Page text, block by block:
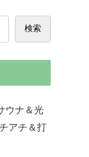
検索
ウナ＆光
アチ＆打